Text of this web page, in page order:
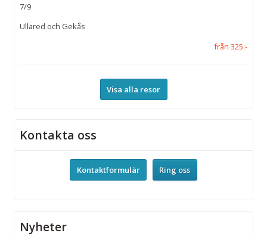
7/9
Ullared och Gekås
från 325:-
Visa alla resor
Kontakta oss
Kontaktformulär Ring oss
Nyheter